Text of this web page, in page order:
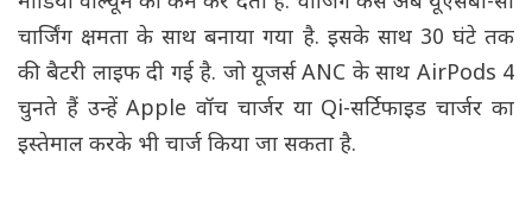
चार्जिंग क्षमता के साथ बनाया गया है. इसके साथ 30 घंटे तक
की बैटरी लाइफ दी गई है. जो यूजर्स ANC के साथ AirPods 4
चुनते हैं उन्हें Apple वॉच चार्जर या Qi-सर्टिफाइड चार्जर का
इस्तेमाल करके भी चार्ज किया जा सकता है.